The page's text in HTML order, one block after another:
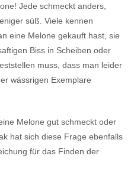
Jede schmeckt anders,
süß. Viele kennen
eine Melone gekauft hast, sie
Biss in Scheiben oder
muss, dass man leider
wässrigen Exemplare
Melone gut schmeckt oder
hat sich diese Frage ebenfalls
für das Finden der